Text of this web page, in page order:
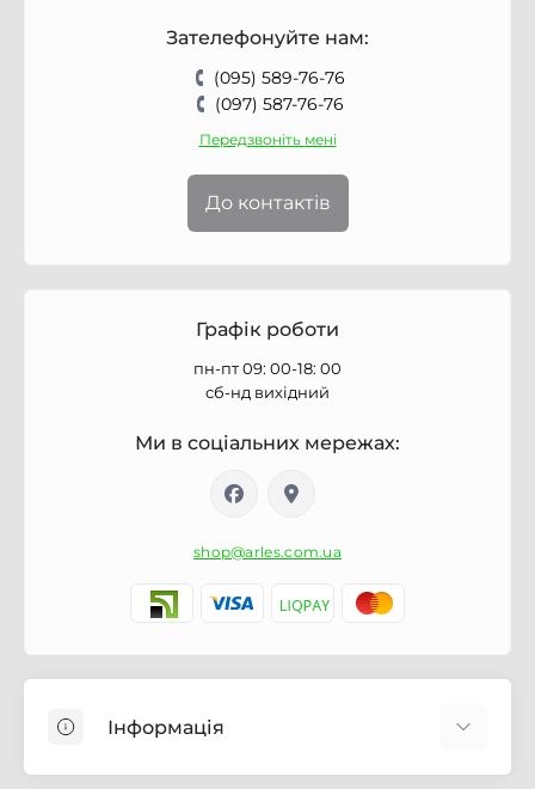
Зателефонуйте нам:
(095) 589-76-76
(097) 587-76-76
Передзвоніть мені
До контактів
Графік роботи
пн-пт 09: 00-18: 00
сб-нд вихідний
Ми в соціальних мережах:
shop@arles.com.ua
Інформація